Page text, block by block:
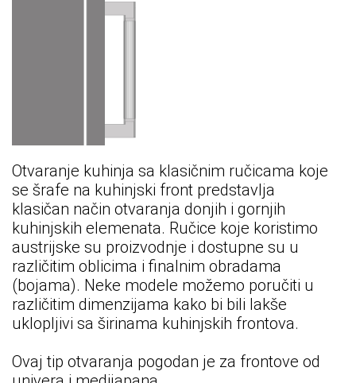
Otvaranje kuhinja sa klasičnim ručicama koje
se šrafe na kuhinjski front predstavlja
klasičan način otvaranja donjih i gornjih
kuhinjskih elemenata. Ručice koje koristimo
austrijske su proizvodnje i dostupne su u
različitim oblicima i finalnim obradama
(bojama). Neke modele možemo poručiti u
različitim dimenzijama kako bi bili lakše
uklopljivi sa širinama kuhinjskih frontova.
Ovaj tip otvaranja pogodan je za frontove od